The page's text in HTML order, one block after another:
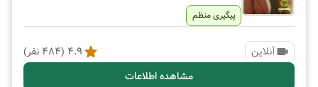
پیگیری منظم
آنلاین 4.9
(
484 نفر)
مشاهده اطلاعات